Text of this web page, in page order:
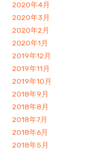
2020年4月
2020年3月
2020年2月
2020年1月
2019年12月
2019年11月
2019年10月
2018年9月
2018年8月
2018年7月
2018年6月
2018年5月